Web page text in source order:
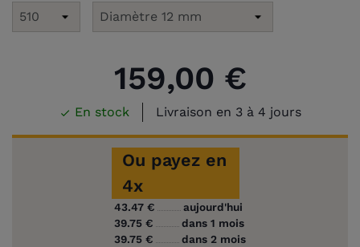
159,00 €
 En stock Livraison en 3 à 4 jours
Ou payez en
4x
43.47 €
aujourd'hui
39.75 €
dans 1 mois
39.75 €
dans 2 mois